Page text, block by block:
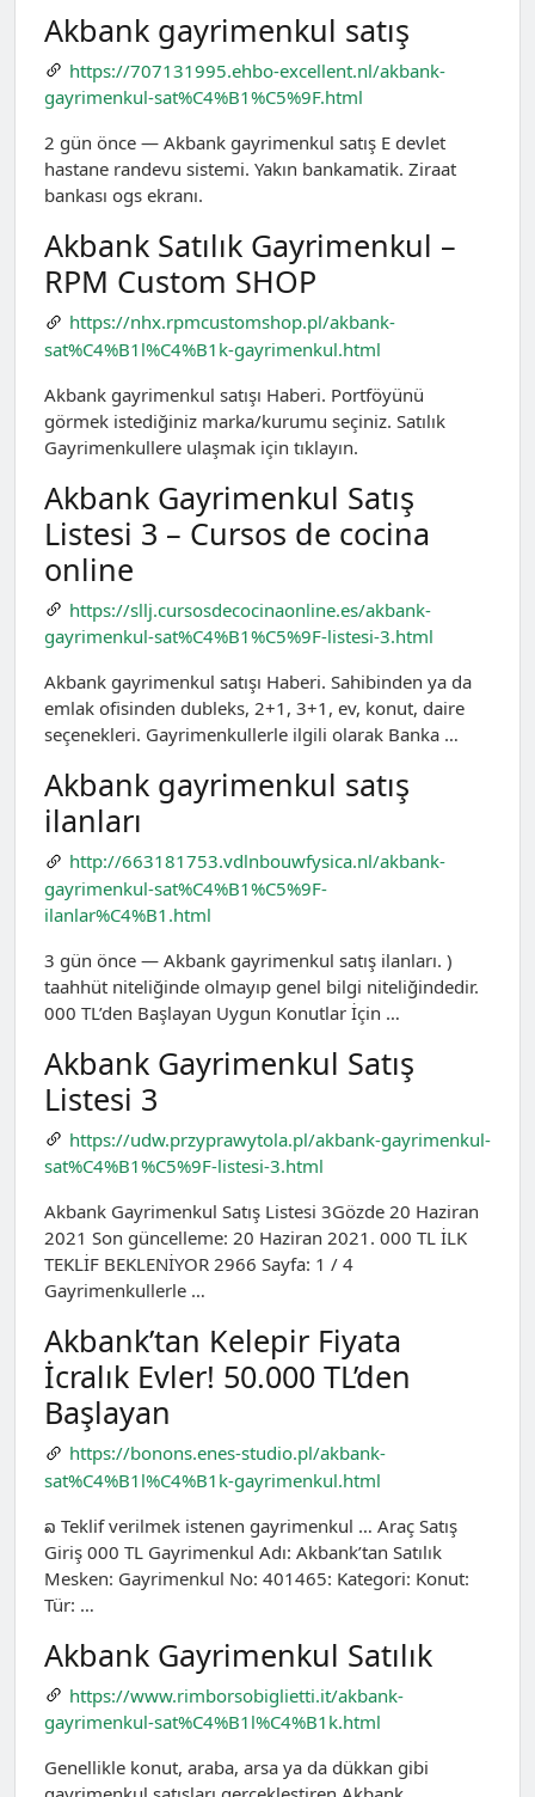
Akbank gayrimenkul satış
https://707131995.ehbo-excellent.nl/akbank-
gayrimenkul-sat%C4%B1%C5%9F.html
2 gün önce — Akbank gayrimenkul satış E devlet
hastane randevu sistemi. Yakın bankamatik. Ziraat
bankası ogs ekranı.
Akbank Satılık Gayrimenkul –
RPM Custom SHOP
https://nhx.rpmcustomshop.pl/akbank-
sat%C4%B1l%C4%B1k-gayrimenkul.html
Akbank gayrimenkul satışı Haberi. Portföyünü
görmek istediğiniz marka/kurumu seçiniz. Satılık
Gayrimenkullere ulaşmak için tıklayın.
Akbank Gayrimenkul Satış
Listesi 3 – Cursos de cocina
online
https://sllj.cursosdecocinaonline.es/akbank-
gayrimenkul-sat%C4%B1%C5%9F-listesi-3.html
Akbank gayrimenkul satışı Haberi. Sahibinden ya da
emlak ofisinden dubleks, 2+1, 3+1, ev, konut, daire
seçenekleri. Gayrimenkullerle ilgili olarak Banka …
Akbank gayrimenkul satış
ilanları
http://663181753.vdlnbouwfysica.nl/akbank-
gayrimenkul-sat%C4%B1%C5%9F-
ilanlar%C4%B1.html
3 gün önce — Akbank gayrimenkul satış ilanları. )
taahhüt niteliğinde olmayıp genel bilgi niteliğindedir.
000 TL’den Başlayan Uygun Konutlar İçin …
Akbank Gayrimenkul Satış
Listesi 3
https://udw.przyprawytola.pl/akbank-gayrimenkul-
sat%C4%B1%C5%9F-listesi-3.html
Akbank Gayrimenkul Satış Listesi 3Gözde 20 Haziran
2021 Son güncelleme: 20 Haziran 2021. 000 TL İLK
TEKLİF BEKLENİYOR 2966 Sayfa: 1 / 4
Gayrimenkullerle …
Akbank’tan Kelepir Fiyata
İcralık Evler! 50.000 TL’den
Başlayan
https://bonons.enes-studio.pl/akbank-
sat%C4%B1l%C4%B1k-gayrimenkul.html
ລ Teklif verilmek istenen gayrimenkul … Araç Satış
Giriş 000 TL Gayrimenkul Adı: Akbank’tan Satılık
Mesken: Gayrimenkul No: 401465: Kategori: Konut:
Tür: …
Akbank Gayrimenkul Satılık
https://www.rimborsobiglietti.it/akbank-
gayrimenkul-sat%C4%B1l%C4%B1k.html
Genellikle konut, araba, arsa ya da dükkan gibi